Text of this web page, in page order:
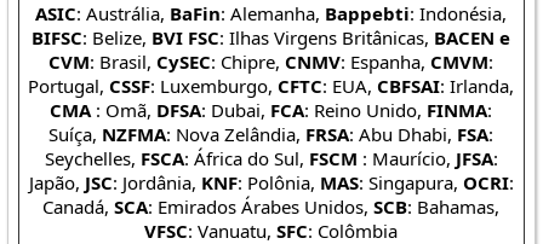
ASIC: Austrália, BaFin: Alemanha, Bappebti: Indonésia,
BIFSC: Belize, BVI FSC: Ilhas Virgens Britânicas, BACEN e
CVM: Brasil, CySEC: Chipre, CNMV: Espanha, CMVM:
Portugal, CSSF: Luxemburgo, CFTC: EUA, CBFSAI: Irlanda,
CMA: Omã, DFSA: Dubai, FCA: Reino Unido, FINMA:
Suíça, NZFMA: Nova Zelândia, FRSA: Abu Dhabi, FSA:
Seychelles, FSCA: África do Sul, FSCM : Maurício, JFSA:
Japão, JSC: Jordânia, KNF: Polônia, MAS: Singapura, OCRI:
Canadá,SCA: Emirados Árabes Unidos,SCB: Bahamas,
VFSC: Vanuatu,SFC: Colômbia